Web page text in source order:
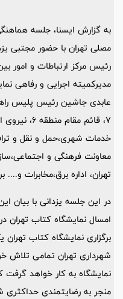
به گزارش ایسنا، جلسه
مصلی تهران با حضور مجتبی
رئیس مرکز ارتباطات و امور
مدیرکمیته اجرایی و رفاهی
عابدی جاشین رئیس پلیس
7، قائم
خدمات شهری،حمل و نقل و
معاونت فرهنگی و
تهران، اداره برق،مخابرات و....
در این جلسه یزدانی با بیان
امسال نمایشگاه کتاب تهران
برگزاری نمایشگاه کتاب
شهرداری تهران تمامی تلاش
نمایشگاه به کار خواهد
منجر به رضایتمندی حداکثری